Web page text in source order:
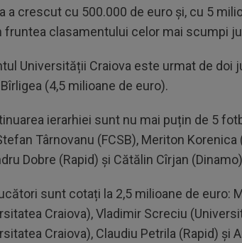
a crescut cu 500.000 de euro și, cu 5
fruntea clasamentului celor mai scumpi
Universității Craiova este urmat de doi
(4,5 milioane de euro).
ierarhiei sunt nu mai puțin de 5
Târnovanu (FCSB), Meriton Korenica
Dobre (Rapid) și Cătălin Cîrjan
sunt cotați la 2,5 milioane de euro:
Craiova), Vladimir Screciu
Craiova), Claudiu Petrila (Rapid) și